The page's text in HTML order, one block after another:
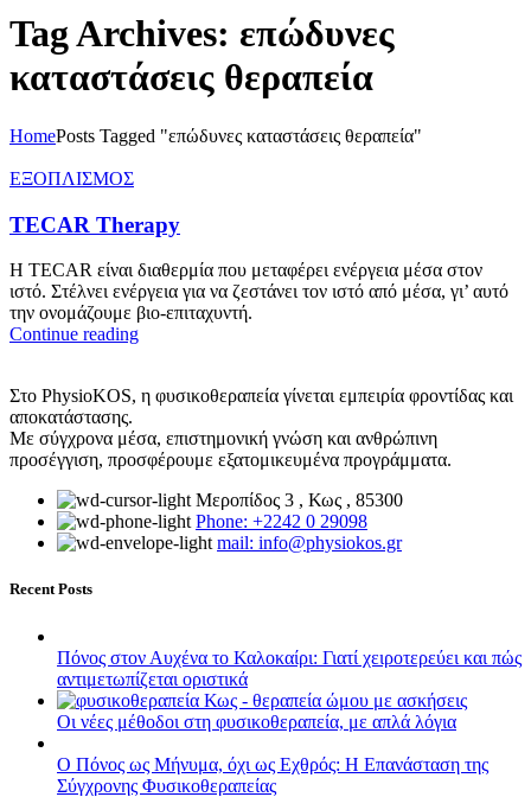
Tag Archives: επώδυνες
καταστάσεις θεραπεία
HomePosts Tagged "επώδυνες καταστάσεις θεραπεία"
ΕΞΟΠΛΙΣΜΟΣ
TECAR Therapy
Η TECAR είναι διαθερμία που μεταφέρει ενέργεια μέσα στον
ιστό. Στέλνει ενέργεια για να ζεστάνει τον ιστό από μέσα, γι’ αυτό
την ονομάζουμε βιο-επιταχυντή.
Continue reading
Στο PhysioKOS, η φυσικοθεραπεία γίνεται εμπειρία φροντίδας και
αποκατάστασης.
Με σύγχρονα μέσα, επιστημονική γνώση και ανθρώπινη
προσέγγιση, προσφέρουμε εξατομικευμένα προγράμματα.
Μεροπίδος 3 , Κως , 85300
Phone: +2242 0 29098
mail: info@physiokos.gr
Recent Posts
Πόνος στον Αυχένα το Καλοκαίρι: Γιατί χειροτερεύει και πώς
αντιμετωπίζεται οριστικά
Οι νέες μέθοδοι στη φυσικοθεραπεία, με απλά λόγια
Ο Πόνος ως Μήνυμα, όχι ως Εχθρός: Η Επανάσταση της
Σύγχρονης Φυσικοθεραπείας